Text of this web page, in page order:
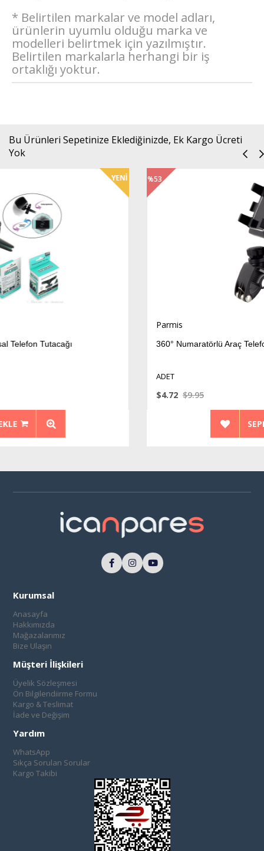
* Belirtilen markalar ve model adları,
ürünlerin uyumlu olduğu marka ve
modelleri belirtmek için yazılmıştır.
Belirtilen markalarla herhangi bir iş
ortaklığı yoktur.
Bu Ürünleri Sepetinize Eklediğinizde, Ek Kargo Ücreti
Yok
360° Numaratörlü Araç Telefon Tutacağı –
Kurumsal
Anasayfa
Hakkımızda
Mağazalarımız
Bize Ulaşın
Müşteri İlişkileri
Üyelik Sözleşmesi
Ön Bilgilendiirme Formu
Kargo & Teslimat
İade ve Değişim
Yardım
WhatsApp
Sıkça Sorulan Sorular
Kargo Takibi